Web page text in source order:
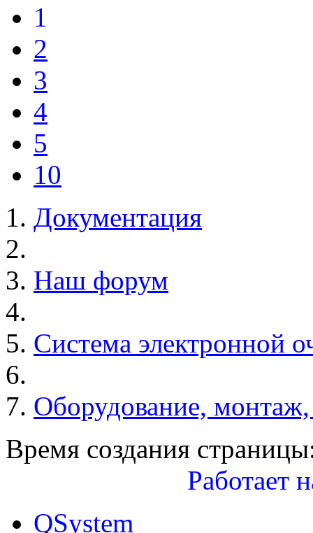
1
2
3
4
5
10
Документация
Наш форум
Система электронной
Оборудование,
Время создания
Работает
QSystem